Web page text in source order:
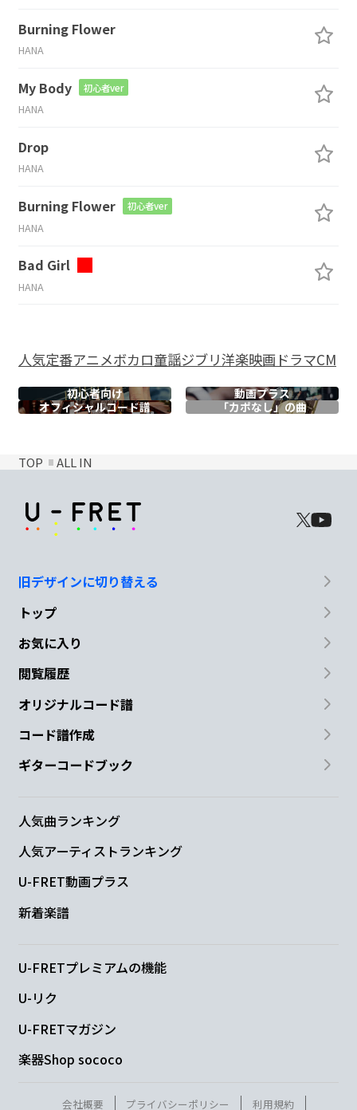
Burning Flower
HANA
My Body 初心者ver
HANA
Drop
HANA
Burning Flower 初心者ver
HANA
Bad Girl
HANA
人気定番アニメボカロ童謡ジブリ洋楽映画ドラマCM
初心者向け
動画プラス
オフィシャルコード譜 「カポなし」の曲
TOP ALL IN
旧デザインに切り替える
トップ
お気に入り
閲覧履歴
オリジナルコード譜
コード譜作成
ギターコードブック
人気曲ランキング
人気アーティストランキング
U-FRET動画プラス
新着楽譜
U-FRETプレミアムの機能
U-リク
U-FRETマガジン
楽器Shop sococo
会社概要 プライバシーポリシー 利用規約